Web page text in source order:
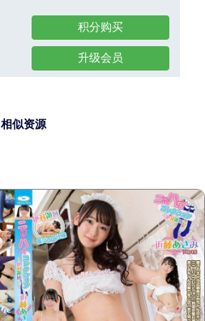
积分购买
升级会员
相似资源